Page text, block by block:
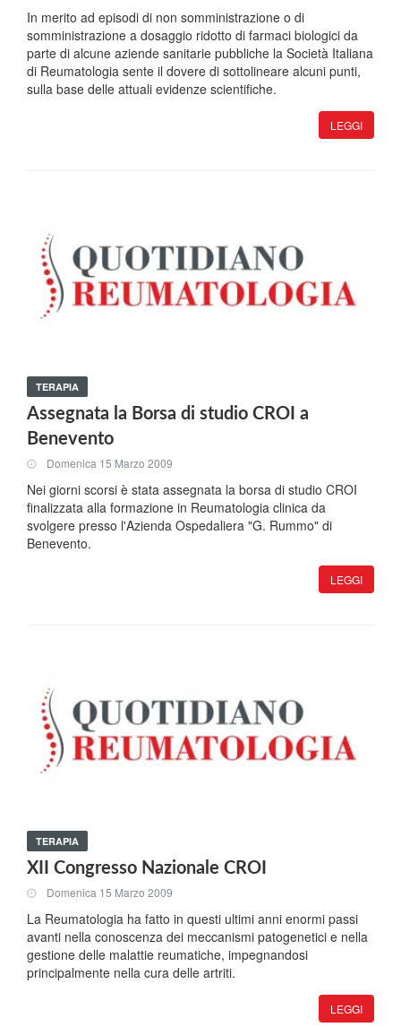
In merito ad episodi di non somministrazione o di
somministrazione a dosaggio ridotto di farmaci biologici da
parte di alcune aziende sanitarie pubbliche la Società Italiana
di Reumatologia sente il dovere di sottolineare alcuni punti,
sulla base delle attuali evidenze scientifiche.
LEGGI
TERAPIA
Assegnata la Borsa di studio CROI a
Benevento
Domenica 15 Marzo 2009
Nei giorni scorsi è stata assegnata la borsa di studio CROI
finalizzata alla formazione in Reumatologia clinica da
svolgere presso l'Azienda Ospedaliera "G. Rummo" di
Benevento.
LEGGI
TERAPIA
XII Congresso Nazionale CROI
Domenica 15 Marzo 2009
La Reumatologia ha fatto in questi ultimi anni enormi passi
avanti nella conoscenza dei meccanismi patogenetici e nella
gestione delle malattie reumatiche, impegnandosi
principalmente nella cura delle artriti.
LEGGI